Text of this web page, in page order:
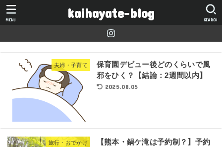
kaihayate-blog SEARCH
MENU
夫婦・子育て
保育園デビュー後どのくらいで風
邪をひく？【結論：2週間以内】
2025.08.05
旅行・おでかけ
【熊本・鍋ケ滝は予約制？】予約